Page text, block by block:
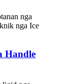
Handle